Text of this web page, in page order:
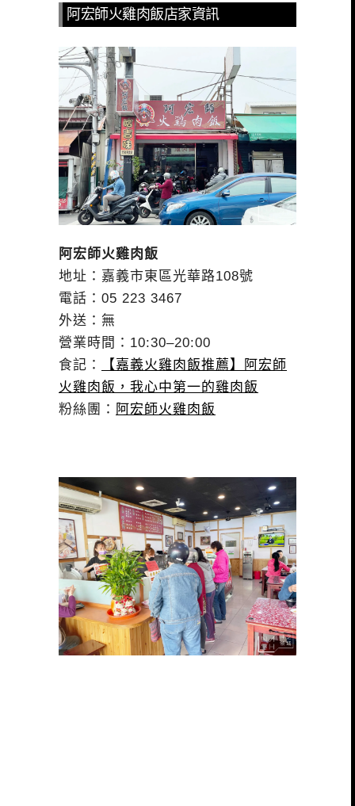
阿宏師火雞肉飯店家資訊
阿宏師火雞肉飯
地址：嘉義市東區光華路108號
電話：05 223 3467
外送：無
營業時間：10:30–20:00
食記：
【嘉義火雞肉飯推薦】阿宏師
火雞肉飯，我心中第一的雞肉飯
粉絲團： 阿宏師火雞肉飯